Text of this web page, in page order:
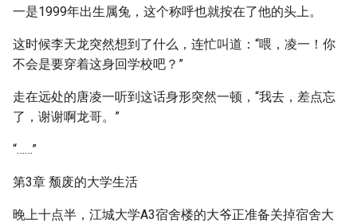
一是1999年出生属兔，这个称呼也就按在了他的头上。
这时候李天龙突然想到了什么，连忙叫道：“喂，凌一！你
不会是要穿着这身回学校吧？”
走在远处的唐凌一听到这话身形突然一顿，“我去，差点忘
了，谢谢啊龙哥。”
“……”
第3章 颓废的大学生活
晚上十点半，江城大学A3宿舍楼的大爷正准备关掉宿舍大